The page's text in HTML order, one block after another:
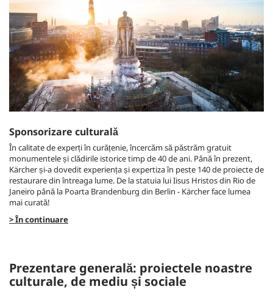
Sponsorizare culturală
În calitate de experți în curățenie, încercăm să păstrăm gratuit
monumentele și clădirile istorice timp de 40 de ani. Până în prezent,
Kärcher și-a dovedit experiența și expertiza în peste 140 de proiecte de
restaurare din întreaga lume. De la statuia lui Iisus Hristos din Rio de
Janeiro până la Poarta Brandenburg din Berlin - Kärcher face lumea
mai curată!
> În continuare
Prezentare generală: proiectele noastre
culturale, de mediu și sociale